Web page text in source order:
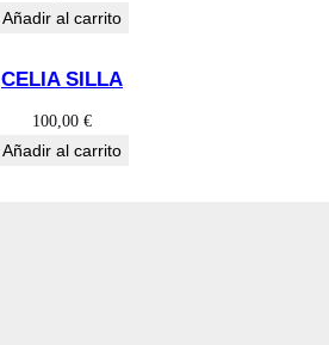
Añadir al carrito
CELIA SILLA
100,00 €
Añadir al carrito